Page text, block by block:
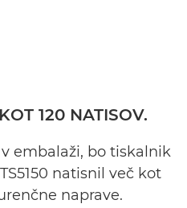
120 NATISOV.
embalaži, bo tiskalnik
natisnil več kot
naprave.